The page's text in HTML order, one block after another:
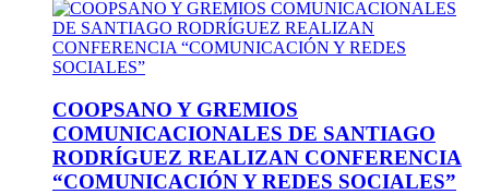
COOPSANO Y GREMIOS
COMUNICACIONALES DE SANTIAGO
RODRÍGUEZ REALIZAN CONFERENCIA
“COMUNICACIÓN Y REDES SOCIALES”